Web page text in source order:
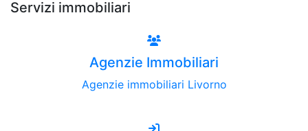
Servizi immobiliari
Agenzie Immobiliari
Agenzie immobiliari Livorno